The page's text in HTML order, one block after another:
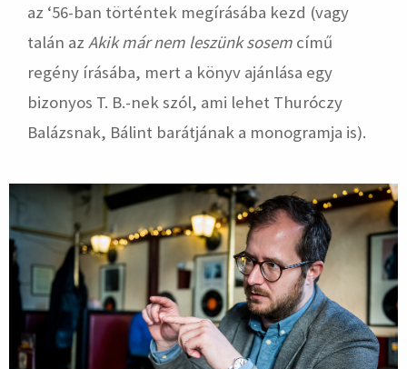
az ‘56-ban történtek megírásába kezd (vagy
talán az Akik már nem leszünk sosem című
regény írásába, mert a könyv ajánlása egy
bizonyos T. B.-nek szól, ami lehet Thuróczy
Balázsnak, Bálint barátjának a monogramja is).